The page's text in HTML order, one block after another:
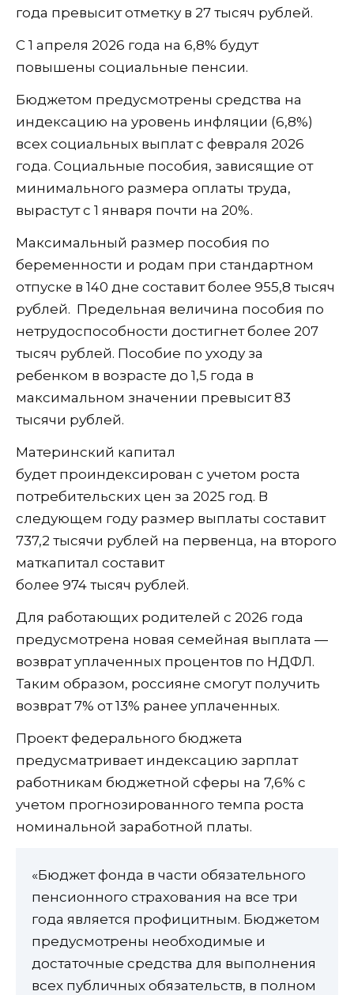
года превысит отметку в 27 тысяч рублей.
С 1 апреля 2026 года на 6,8% будут
повышены социальные пенсии.
Бюджетом предусмотрены средства на
индексацию на уровень инфляции (6,8%)
всех социальных выплат с февраля 2026
года. Социальные пособия, зависящие от
минимального размера оплаты труда,
вырастут с 1 января почти на 20%.
Максимальный размер пособия по
беременности и родам при стандартном
отпуске в 140 дне составит более 955,8 тысяч
рублей. Предельная величина пособия по
нетрудоспособности достигнет более 207
тысяч рублей. Пособие по уходу за
ребенком в возрасте до 1,5 года в
максимальном значении превысит 83
тысячи рублей.
Материнский капитал
будет проиндексирован с учетом роста
потребительских цен за 2025 год. В
следующем году размер выплаты составит
737,2 тысячи рублей на первенца, на второго
маткапитал составит
более 974 тысяч рублей.
Для работающих родителей с 2026 года
предусмотрена новая семейная выплата —
возврат уплаченных процентов по НДФЛ.
Таким образом, россияне смогут получить
возврат 7% от 13% ранее уплаченных.
Проект федерального бюджета
предусматривает индексацию зарплат
работникам бюджетной сферы на 7,6% с
учетом прогнозированного темпа роста
номинальной заработной платы.
«Бюджет фонда в части обязательного
пенсионного страхования на все три
года является профицитным. Бюджетом
предусмотрены необходимые и
достаточные средства для выполнения
всех публичных обязательств, в полном